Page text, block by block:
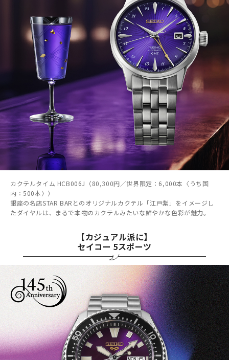
カクテルタイム HCB006J（80,300円／世界限定：6,000本〈うち国
内：500本〉）
銀座の名店STAR BARとのオリジナルカクテル「江戸紫」をイメージし
たダイヤルは、まるで本物のカクテルみたいな鮮やかな色彩が魅力。
【カジュアル派に】
セイコー 5スポーツ